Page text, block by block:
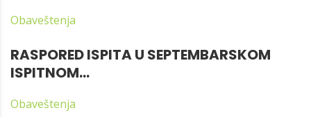
Obaveštenja
RASPORED ISPITA U SEPTEMBARSKOM
ISPITNOM...
Obaveštenja